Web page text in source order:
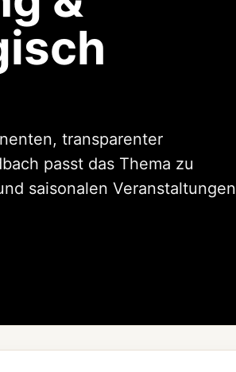
transparenter
passt das Thema zu
saisonalen Veranstaltungen